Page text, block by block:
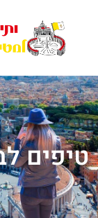
טיפים